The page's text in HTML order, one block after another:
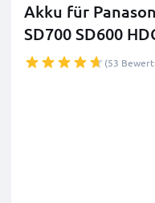
Akku für
SD700 SD600
(53